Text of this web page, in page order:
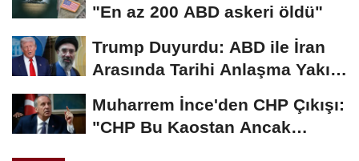
"En az 200 ABD askeri öldü"
Trump Duyurdu: ABD ile İran
Arasında Tarihi Anlaşma Yakın!
Muharrem İnce'den CHP Çıkışı:
"CHP Bu Kaostan Ancak